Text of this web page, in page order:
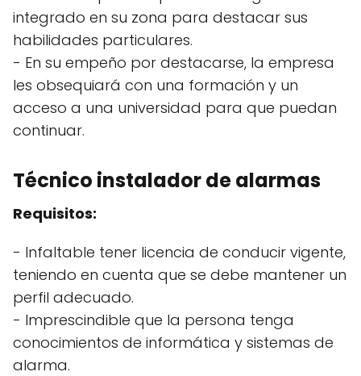
integrado en su zona para destacar sus
habilidades particulares.
- En su empeño por destacarse, la empresa
les obsequiará con una formación y un
acceso a una universidad para que puedan
continuar.
Técnico instalador de alarmas
Requisitos:
- Infaltable tener licencia de conducir vigente,
teniendo en cuenta que se debe mantener un
perfil adecuado.
- Imprescindible que la persona tenga
conocimientos de informática y sistemas de
alarma.